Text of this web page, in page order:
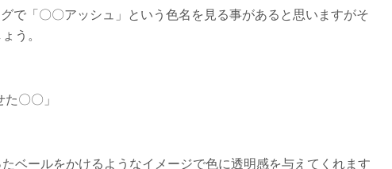
で「〇〇アッシュ」という色名を見る事があると思いますがそ
う。
〇〇」
ベールをかけるようなイメージで色に透明感を与えてくれます